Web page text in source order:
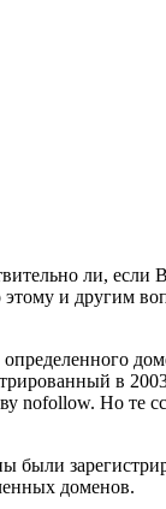
ли, если
этому и другим
в
nofollow. Но те
были
доменов.